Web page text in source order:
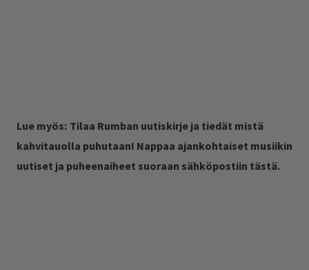
Lue myös: Tilaa Rumban uutiskirje ja tiedät mistä
kahvitauolla puhutaan! Nappaa ajankohtaiset musiikin
uutiset ja puheenaiheet suoraan sähköpostiin tästä.